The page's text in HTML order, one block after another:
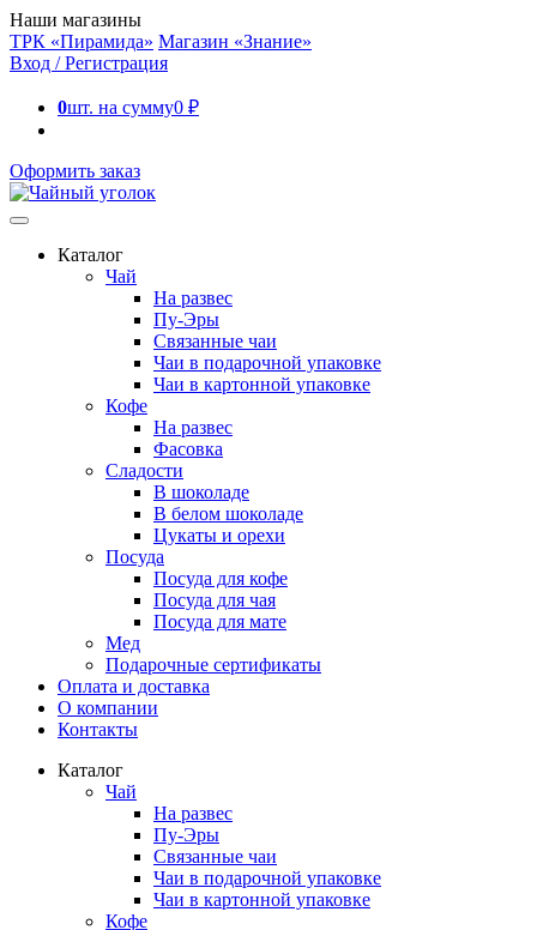
Наши магазины
ТРК «Пирамида» Магазин «Знание»
Вход / Регистрация
0шт. на сумму0 ₽
Оформить заказ
Каталог
Чай
На развес
Пу-Эры
Связанные чаи
Чаи в подарочной упаковке
Чаи в картонной упаковке
Кофе
На развес
Фасовка
Сладости
В шоколаде
В белом шоколаде
Цукаты и орехи
Посуда
Посуда для кофе
Посуда для чая
Посуда для мате
Мед
Подарочные сертификаты
Оплата и доставка
О компании
Контакты
Каталог
Чай
На развес
Пу-Эры
Связанные чаи
Чаи в подарочной упаковке
Чаи в картонной упаковке
Кофе